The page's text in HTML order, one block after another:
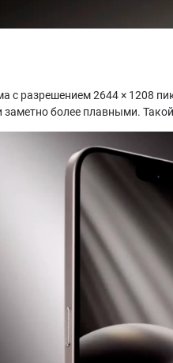
разрешением 2644 × 1208
более плавными.